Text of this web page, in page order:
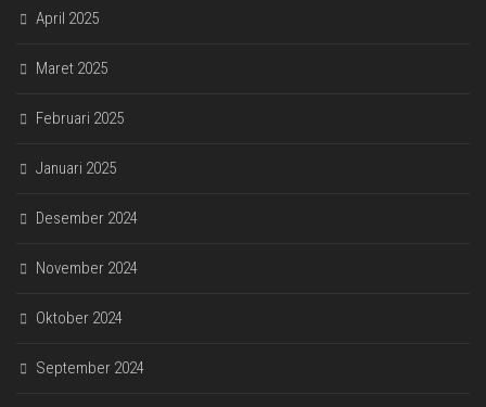
April 2025
Maret 2025
Februari 2025
Januari 2025
Desember 2024
November 2024
Oktober 2024
September 2024